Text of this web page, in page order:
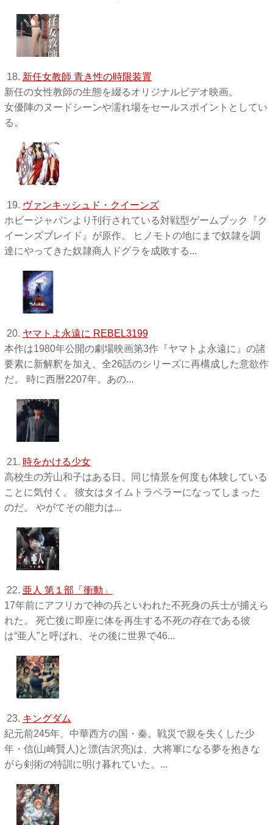
18. 新任女教師 青き性の時限装置
新任の女性教師の生態を綴るオリジナルビデオ映画。
女優陣のヌードシーンや濡れ場をセールスポイントとしてい
る。
19. ヴァンキッシュド・クイーンズ
ホビージャパンより刊行されている対戦型ゲームブック『ク
イーンズブレイド』が原作。 ヒノモトの地にまで奴隷を調
達にやってきた奴隷商人ドグラを成敗する...
20. ヤマトよ永遠に REBEL3199
本作は1980年公開の劇場映画第3作『ヤマトよ永遠に』の諸
要素に新解釈を加え、全26話のシリーズに再構成した意欲作
だ。 時に西暦2207年。あの...
21. 時をかける少女
高校生の芳山和子はある日、同じ情景を何度も体験している
ことに気付く。 彼女はタイムトラベラーになってしまった
のだ。 やがてその能力は...
22. 亜人 第１部「衝動」
17年前にアフリカで神の兵といわれた不死身の兵士が捕えら
れた。 死亡後に即座に体を再生する不死の存在である彼
は“亜人”と呼ばれ、その後に世界で46...
23. キングダム
紀元前245年、中華西方の国・秦。戦災で親を失くした少
年・信(山崎賢人)と漂(吉沢亮)は、大将軍になる夢を抱きな
がら剣術の特訓に明け暮れていた。...